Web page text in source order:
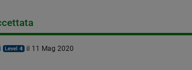
il 11 Mag 2020